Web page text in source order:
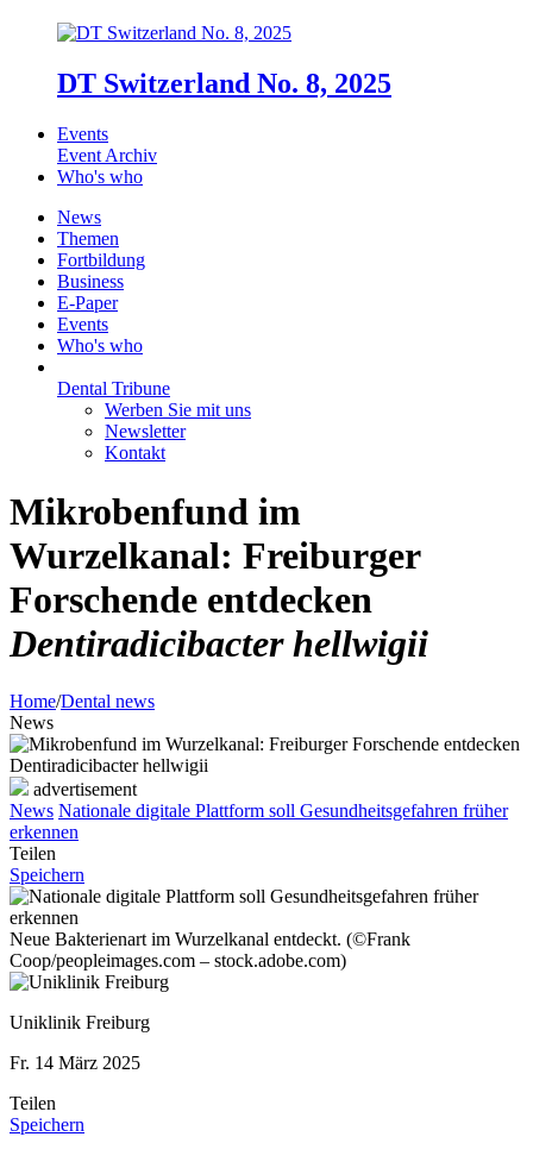
DT Switzerland No. 8, 2025
Events
Event Archiv
Who's who
News
Themen
Fortbildung
Business
E-Paper
Events
Who's who
Dental Tribune
Werben Sie mit uns
Newsletter
Kontakt
Mikrobenfund im
Wurzelkanal: Freiburger
Forschende entdecken
Dentiradicibacter hellwigii
Home/Dental news
News
advertisement
News Nationale digitale Plattform soll Gesundheitsgefahren früher
erkennen
Teilen
Speichern
Neue Bakterienart im Wurzelkanal entdeckt. (©Frank
Coop/peopleimages.com – stock.adobe.com)
Uniklinik Freiburg
Fr. 14 März 2025
Teilen
Speichern